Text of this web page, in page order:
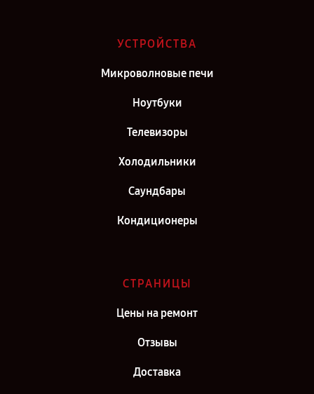
Ремонт телевизора Toshiba 49L3763 в г. Самара
Ремонт телевизора Toshiba 49L3763 в г. Санкт-Петербург
УСТРОЙСТВА
Микроволновые печи
Ноутбуки
Телевизоры
Холодильники
Саундбары
Кондиционеры
СТРАНИЦЫ
Цены на ремонт
Отзывы
Доставка